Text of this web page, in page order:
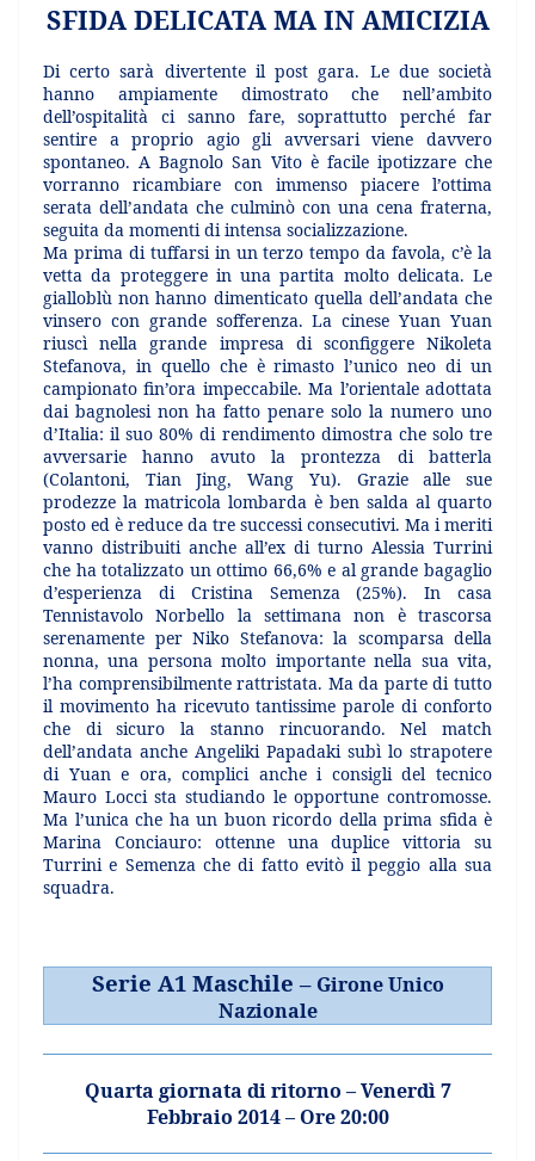
SFIDA DELICATA MA IN AMICIZIA
Di certo sarà divertente il post gara. Le due società
hanno ampiamente dimostrato che nell’ambito
dell’ospitalità ci sanno fare, soprattutto perché far
sentire a proprio agio gli avversari viene davvero
spontaneo. A Bagnolo San Vito è facile ipotizzare che
vorranno ricambiare con immenso piacere l’ottima
serata dell’andata che culminò con una cena fraterna,
seguita da momenti di intensa socializzazione.
Ma prima di tuffarsi in un terzo tempo da favola, c’è la
vetta da proteggere in una partita molto delicata. Le
gialloblù non hanno dimenticato quella dell’andata che
vinsero con grande sofferenza. La cinese Yuan Yuan
riuscì nella grande impresa di sconfiggere Nikoleta
Stefanova, in quello che è rimasto l’unico neo di un
campionato fin’ora impeccabile. Ma l’orientale adottata
dai bagnolesi non ha fatto penare solo la numero uno
d’Italia: il suo 80% di rendimento dimostra che solo tre
avversarie hanno avuto la prontezza di batterla
(Colantoni, Tian Jing, Wang Yu). Grazie alle sue
prodezze la matricola lombarda è ben salda al quarto
posto ed è reduce da tre successi consecutivi. Ma i meriti
vanno distribuiti anche all’ex di turno Alessia Turrini
che ha totalizzato un ottimo 66,6% e al grande bagaglio
d’esperienza di Cristina Semenza (25%). In casa
Tennistavolo Norbello la settimana non è trascorsa
serenamente per Niko Stefanova: la scomparsa della
nonna, una persona molto importante nella sua vita,
l’ha comprensibilmente rattristata. Ma da parte di tutto
il movimento ha ricevuto tantissime parole di conforto
che di sicuro la stanno rincuorando. Nel match
dell’andata anche Angeliki Papadaki subì lo strapotere
di Yuan e ora, complici anche i consigli del tecnico
Mauro Locci sta studiando le opportune contromosse.
Ma l’unica che ha un buon ricordo della prima sfida è
Marina Conciauro: ottenne una duplice vittoria su
Turrini e Semenza che di fatto evitò il peggio alla sua
squadra.
Serie A1 Maschile – Girone Unico
Nazionale
Quarta giornata di ritorno – Venerdì 7
Febbraio 2014 – Ore 20:00